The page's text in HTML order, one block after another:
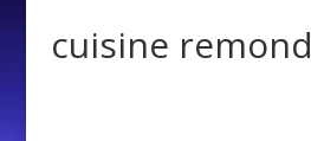
cuisine remond